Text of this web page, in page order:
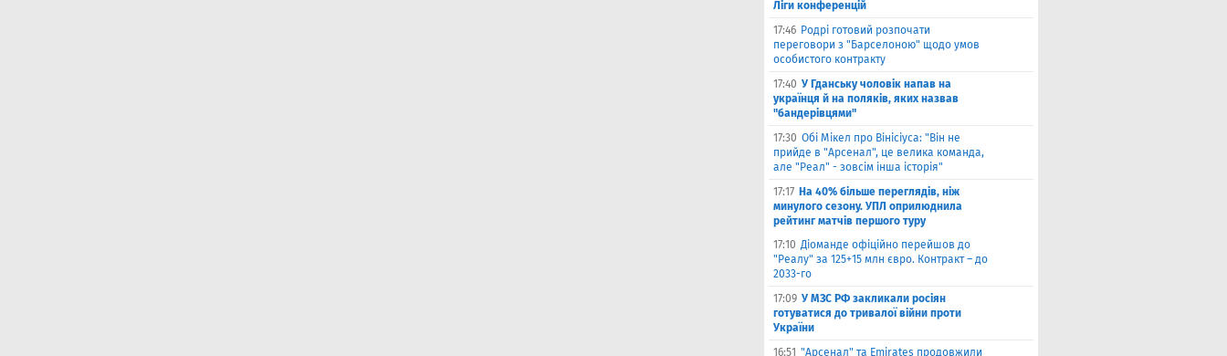
Ліги конференцій
17:46 Родрі готовий розпочати
переговори з "Барселоною" щодо умов
особистого контракту
17:40 У Гданську чоловік напав на
українця й на поляків, яких назвав
"бандерівцями"
17:30 Обі Мікел про Вінісіуса: "Він не
прийде в "Арсенал", це велика команда,
але "Реал" - зовсім інша історія"
17:17 На 40% більше переглядів, ніж
минулого сезону. УПЛ оприлюднила
рейтинг матчів першого туру
17:10 Діоманде офіційно перейшов до
"Реалу" за 125+15 млн євро. Контракт – до
2033-го
17:09 У МЗС РФ закликали росіян
готуватися до тривалої війни проти
України
16:51 "Арсенал" та Emirates продовжили